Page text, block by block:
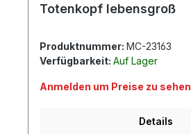
Totenkopf lebensgroß
Produktnummer: MC-23163
Verfügbarkeit: Auf Lager
Anmelden um Preise zu sehen
Details